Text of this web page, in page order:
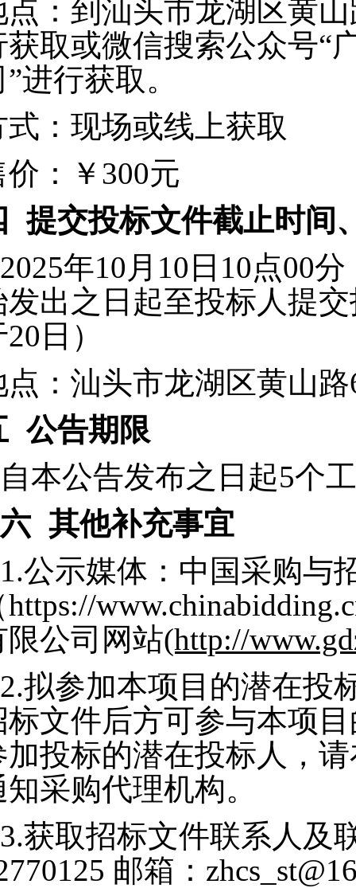
点：到汕头市龙湖区黄
获取或微信搜索公众号“
进行获取。
式：现场或线上获取
价：￥300元
提交投标文件截止时间
2025年10月10日10点00
发出之日起至投标人提
日）
点：汕头市龙湖区黄山
公告期限
自本公告发布之日起5个
六 其他补充事宜
1.公示媒体：中国采购与
https://
限公司网站(http://
2.拟参加本项目的潜在投
标文件后方可参与本项
加投标的潜在投标人，
知采购代理机构。
3.获取招标文件联系人及
邮箱：